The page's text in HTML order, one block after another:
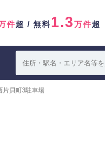
件超 / 無料1.3万件超
片貝町3駐車場